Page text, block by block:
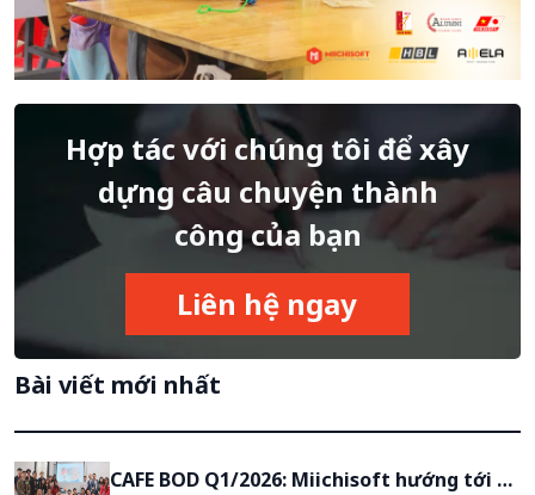
Hợp tác với chúng tôi để xây
dựng câu chuyện thành
công của bạn
Liên hệ ngay
Bài viết mới nhất
CAFE BOD Q1/2026: Miichisoft hướng tới